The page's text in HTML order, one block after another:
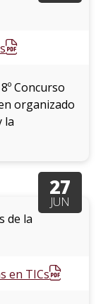
Concurso
organizado
la
27
JUN
de la
en TICs